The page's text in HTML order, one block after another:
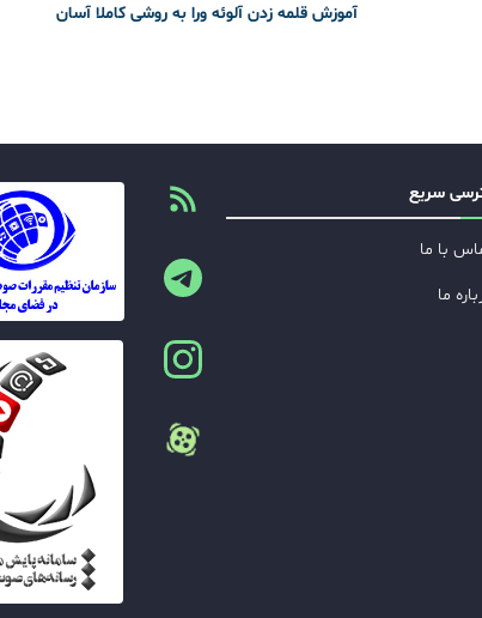
آموزش قلمه زدن آلوئه ورا به روشی کاملا آسان
سریع
با ما
ما